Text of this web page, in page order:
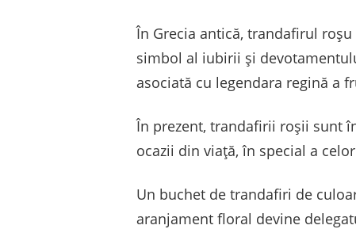
În Grecia antică, trandafirul
simbol al iubirii și
asociată cu legendara regină a
În prezent, trandafirii roșii sunt
ocazii din viață, în special a
Un buchet de trandafiri de
aranjament floral devine